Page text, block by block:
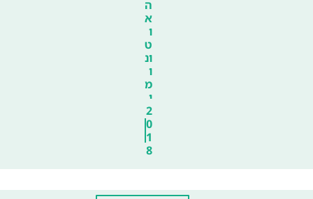
ה
א
ו
ט
ונ
ו
מ
י
2
0
1
8